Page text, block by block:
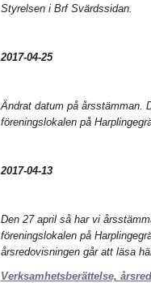
Styrelsen i Brf Svärdssidan.
2017-04-25
Ändrat datum på årsstämman.
föreningslokalen på
2017-04-13
Den 27 april så har vi
föreningslokalen på
årsredovisningen går att läsa
Verksamhetsberättelse,